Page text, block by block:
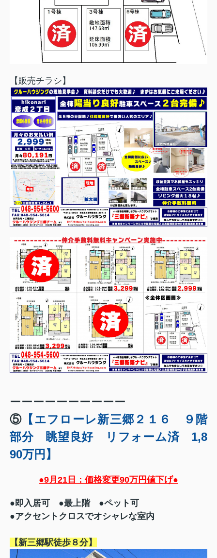
【販売チラシ】
ーーーーーーーーーー
⑤ 【エフローレ新三郷２１６ ９階
部分 眺望良好 リフォーム済 1,8
90万円】
●9月21日：価格変更90万円値下げ●
●即入居可 ●最上階 ●ペット可
●アクセントクロスでオシャレな室内
【新三郷駅徒歩８分】